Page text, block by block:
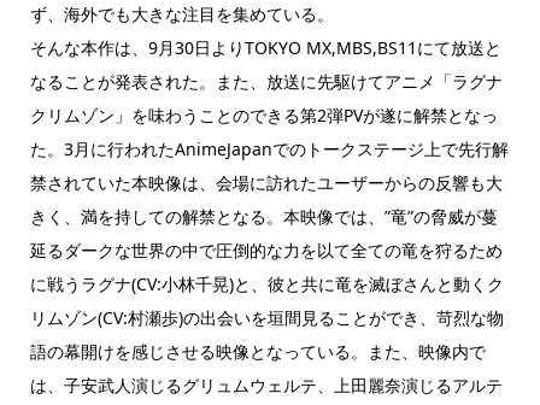
ず、海外でも大きな注目を集めている。
そんな本作は、9月30日よりTOKYO MX,MBS,BS11にて放送と
なることが発表された。また、放送に先駆けてアニメ「ラグナ
クリムゾン」を味わうことのできる第2弾PVが遂に解禁となっ
た。3月に行われたAnimeJapanでのトークステージ上で先行解
禁されていた本映像は、会場に訪れたユーザーからの反響も大
きく、満を持しての解禁となる。本映像では、”竜”の脅威が蔓
延るダークな世界の中で圧倒的な力を以て全ての竜を狩るため
に戦うラグナ(CV:小林千晃)と、彼と共に竜を滅ぼさんと動くク
リムゾン(CV:村瀬歩)の出会いを垣間見ることができ、苛烈な物
語の幕開けを感じさせる映像となっている。また、映像内で
は、子安武人演じるグリュムウェルテ、上田麗奈演じるアルテ